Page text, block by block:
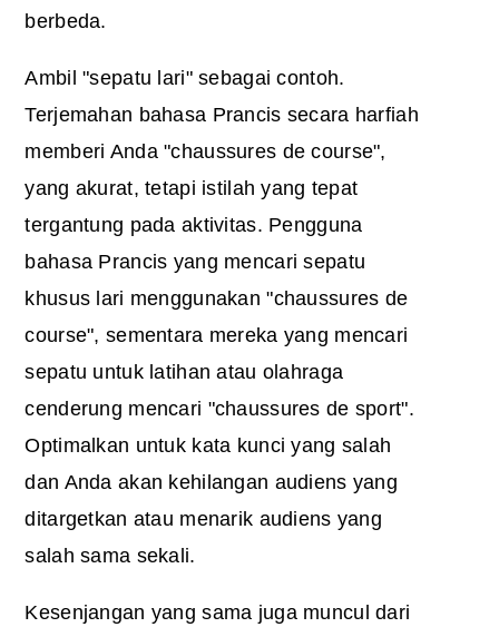
berbeda.
Ambil "sepatu lari" sebagai contoh.
Terjemahan bahasa Prancis secara harfiah
memberi Anda "chaussures de course",
yang akurat, tetapi istilah yang tepat
tergantung pada aktivitas. Pengguna
bahasa Prancis yang mencari sepatu
khusus lari menggunakan "chaussures de
course", sementara mereka yang mencari
sepatu untuk latihan atau olahraga
cenderung mencari "chaussures de sport".
Optimalkan untuk kata kunci yang salah
dan Anda akan kehilangan audiens yang
ditargetkan atau menarik audiens yang
salah sama sekali.
Kesenjangan yang sama juga muncul dari